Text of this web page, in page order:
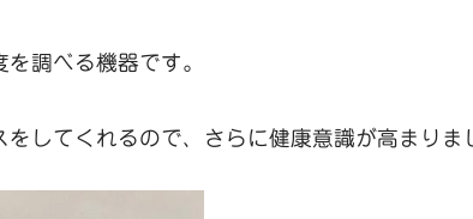
調べる機器です。
してくれるので、さらに健康意識が高まりま